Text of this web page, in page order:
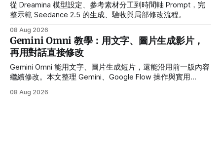
從 Dreamina 模型設定、參考素材分工到時間軸 Prompt，完
整示範 Seedance 2.5 的生成、驗收與局部修改流程。
08 Aug 2026
Gemini Omni 教學：用文字、圖片生成影片，
再用對話直接修改
Gemini Omni 能用文字、圖片生成短片，還能沿用前一版內容
繼續修改。本文整理 Gemini、Google Flow 操作與實用
08 Aug 2026